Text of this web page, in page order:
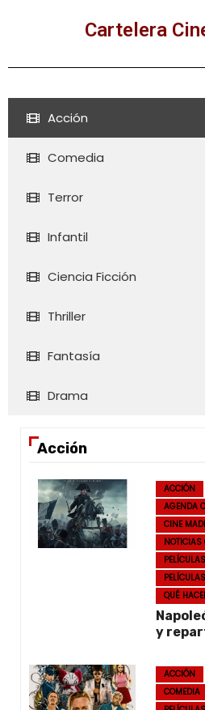
Cartelera
Acción
Comedia
Terror
Infantil
Ciencia Ficción
Thriller
Fantasía
Drama
Acción
ACCIÓN
AGENDA
CINE
NOTICIAS
QUÉ
y
ACCIÓN
COMEDIA